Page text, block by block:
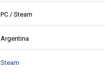
PC / Steam
Argentina
Steam